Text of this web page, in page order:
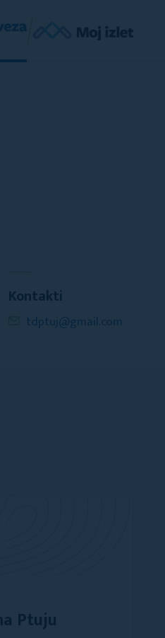
Kontakti
tdptuj@gmail.com
Ptuju